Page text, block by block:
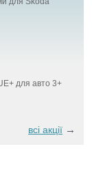
для авто 3+
всі акції →